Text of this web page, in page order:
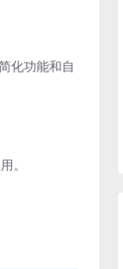
化功能和自
。